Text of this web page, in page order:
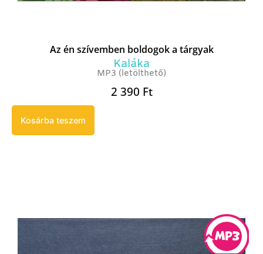
Az én szívemben boldogok a tárgyak
Kaláka
MP3 (letölthető)
2 390 Ft
Kosárba teszem